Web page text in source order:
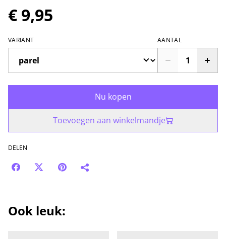
€ 9,95
VARIANT AANTAL
Nu kopen
Toevoegen aan winkelmandje
DELEN
Ook leuk: